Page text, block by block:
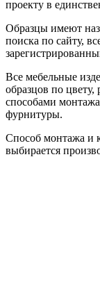
проекту в
Образцы имеют
поиска по сайту,
Все мебельные
образцов по
способами
фурнитуры.
Способ монтажа и
выбирается